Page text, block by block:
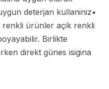
deterjan kullaniniz•
ürünler açik renkli
Birlikte
direkt günes isigina